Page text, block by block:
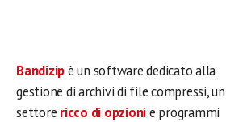
Bandizipè un software dedicato alla
gestione di archivi di file compressi, un
settore ricco di opzionie programmi